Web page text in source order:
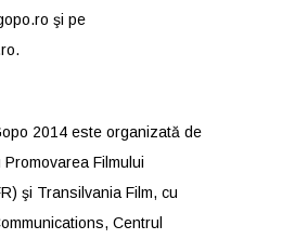
şi pe
.
2014 este organizată de
Filmului
şi Transilvania Film, cu
Centrul